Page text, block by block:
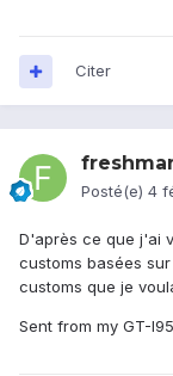
Citer
Posté(e) 4
D'après ce que j'ai
customs basées
customs que je
Sent from my GT-